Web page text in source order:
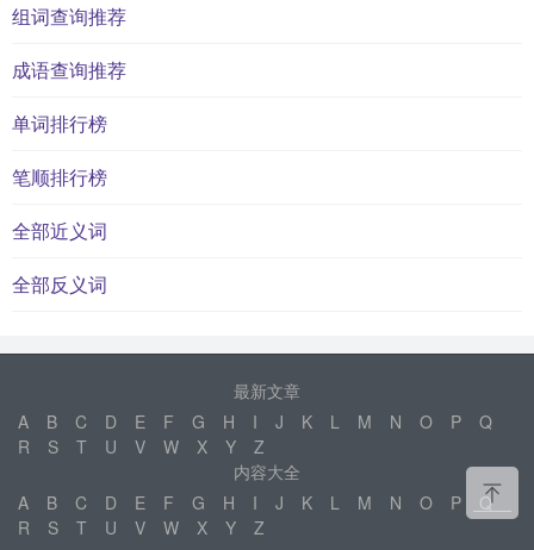
组词查询推荐
成语查询推荐
单词排行榜
笔顺排行榜
全部近义词
全部反义词
最新文章
A
B C D E F G H I J K L M N O P
Q
R
S T U V W X Y
Z
内容大全
A
B C D E F G H I J K L M N O P
Q
R
S T U V W X Y Z